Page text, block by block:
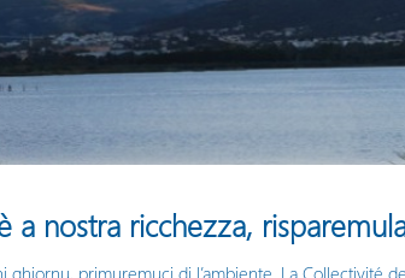
a nostra ricchezza,
ghjornu, primuremuci di l’ambiente. La Collectivité